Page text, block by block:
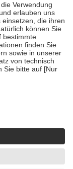
18. Lebensjahr
die von der
Bewertungen
künstlicher